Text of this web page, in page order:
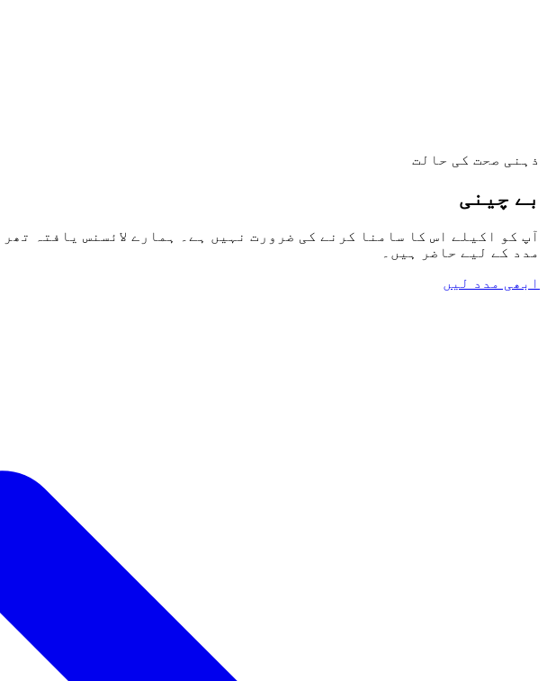
ذہنی صحت کی حالت
بے چینی
آپ کو اکیلے اس کا سامنا کرنے کی ضرورت نہیں ہے۔ ہمارے لائسنس یافتہ
مدد کے لیے حاضر ہیں۔
ابھی مدد لیں